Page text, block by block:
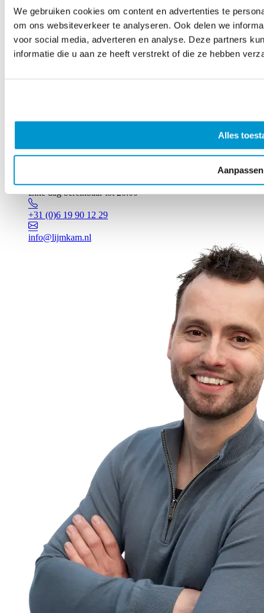
We gebruiken cookies om content en advertenties te
om ons websiteverkeer te analyseren. Ook delen we
voor social media, adverteren en analyse. Deze partners
informatie die u aan ze heeft verstrekt of die ze hebben
Alles
Aanpassen
Elke dag bereikbaar tot 20:00
+31 (0)6 19 90 12 29
info@lijmkam.nl